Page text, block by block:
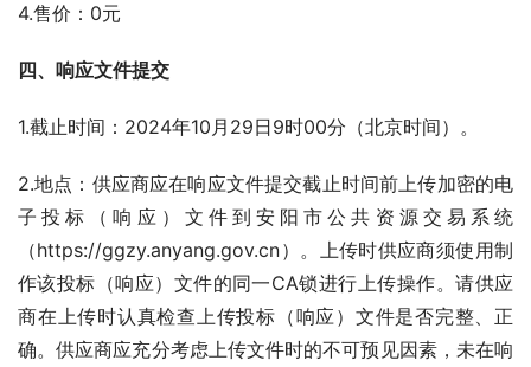
4.售价：0元
四、响应文件提交
1.截止时间：2024年10月29日9时00分（北京时间）。
2.地点：供应商应在响应文件提交截止时间前上传加密的电
子投标（响应）文件到安阳市公共资源交易系统
（https://ggzy.anyang.gov.cn）。上传时供应商须使用制
作该投标（响应）文件的同一CA锁进行上传操作。请供应
商在上传时认真检查上传投标（响应）文件是否完整、正
确。供应商应充分考虑上传文件时的不可预见因素，未在响